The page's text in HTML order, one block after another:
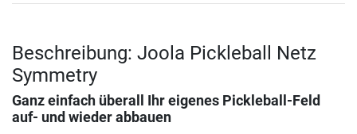
Beschreibung: Joola Pickleball Netz
Symmetry
Ganz einfach überall Ihr eigenes Pickleball-Feld
auf- und wieder abbauen